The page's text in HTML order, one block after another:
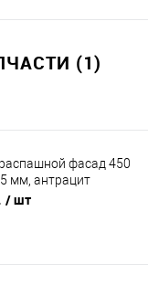
(1)
фасад 450
мм, антрацит
/ шт